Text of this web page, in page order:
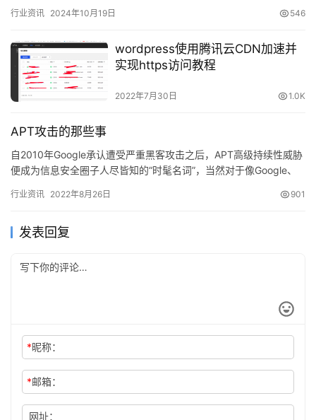
行业资讯 2024年10月19日 546
wordpress使用腾讯云CDN加速并
实现https访问教程
2022年7月30日 1.0K
APT攻击的那些事
自2010年Google承认遭受严重黑客攻击之后，APT高级持续性威胁
便成为信息安全圈子人尽皆知的“时髦名词”，当然对于像Google、
行业资讯 2022年8月26日 901
发表回复
*昵称：
*邮箱：
网址：